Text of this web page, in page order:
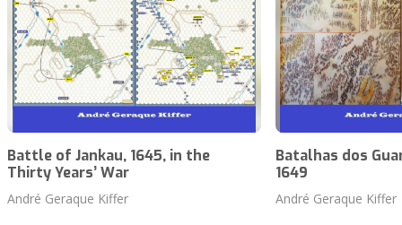
Battle of Jankau, 1645, in the
Thirty Years’ War
André Geraque Kiffer
Batalhas dos
1649
André Geraque Kiffer